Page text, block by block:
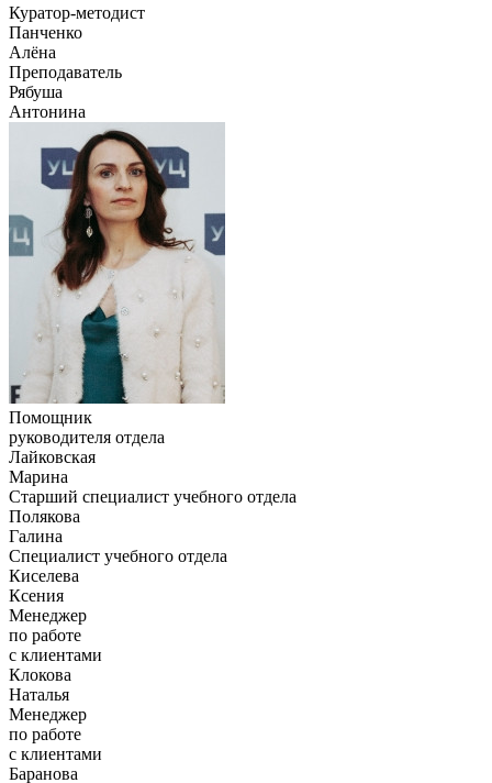
Куратор-методист
Панченко
Алёна
Преподаватель
Рябуша
Антонина
Помощник
руководителя отдела
Лайковская
Марина
Старший специалист учебного отдела
Полякова
Галина
Специалист учебного отдела
Киселева
Ксения
Менеджер
по работе
с клиентами
Клокова
Наталья
Менеджер
по работе
с клиентами
Баранова